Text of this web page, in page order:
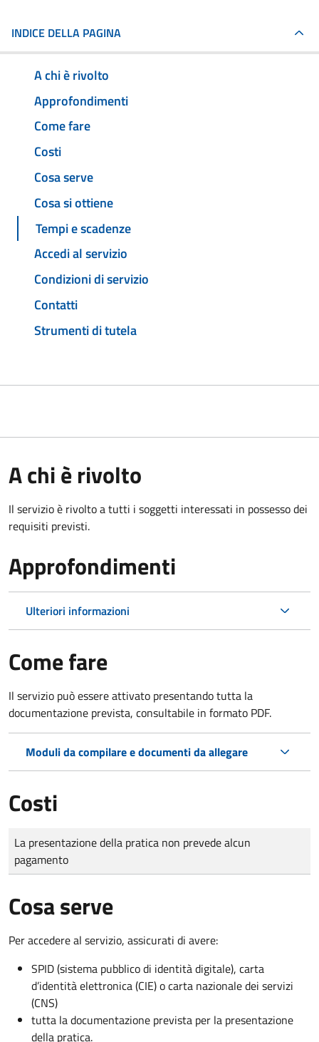
INDICE DELLA PAGINA
A chi è rivolto
Approfondimenti
Come fare
Costi
Cosa serve
Cosa si ottiene
Tempi e scadenze
Accedi al servizio
Condizioni di servizio
Contatti
Strumenti di tutela
A chi è rivolto
Il servizio è rivolto a tutti i soggetti interessati in possesso dei
requisiti previsti.
Approfondimenti
Ulteriori informazioni
Come fare
Il servizio può essere attivato presentando tutta la
documentazione prevista, consultabile in formato PDF.
Moduli da compilare e documenti da allegare
Costi
Tipo di pagamento
Importo
La presentazione della pratica non prevede alcun
pagamento
Cosa serve
Per accedere al servizio, assicurati di avere:
SPID (sistema pubblico di identità digitale), carta
d’identità elettronica (CIE) o carta nazionale dei servizi
(CNS)
tutta la documentazione prevista per la presentazione
della pratica.